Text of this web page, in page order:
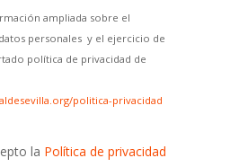
ampliada sobre el
personales y el ejercicio de
política de privacidad de
politica-privacidad
la Política de privacidad